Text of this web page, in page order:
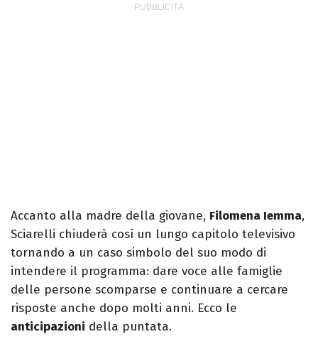
Accanto alla madre della giovane, Filomena Iemma,
Sciarelli chiuderà così un lungo capitolo televisivo
tornando a un caso simbolo del suo modo di
intendere il programma: dare voce alle famiglie
delle persone scomparse e continuare a cercare
risposte anche dopo molti anni. Ecco le
anticipazioni della puntata.